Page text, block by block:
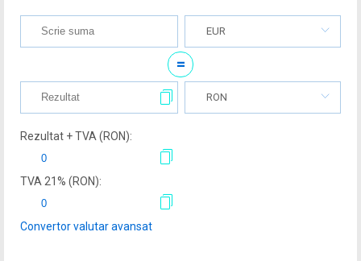
EUR
=
RON
Rezultat + TVA (RON):
TVA 21% (RON):
Convertor valutar avansat